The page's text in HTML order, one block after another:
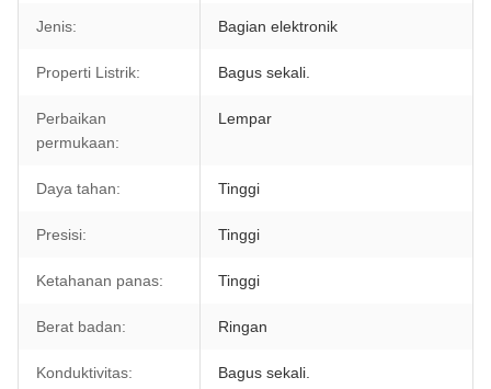
Jenis: Bagian elektronik
Properti Listrik: Bagus sekali.
Perbaikan
permukaan:
Lempar
Daya tahan: Tinggi
Presisi: Tinggi
Ketahanan panas: Tinggi
Berat badan: Ringan
Konduktivitas: Bagus sekali.